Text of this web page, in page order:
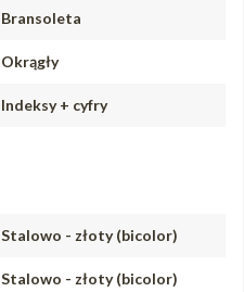
Bransoleta
Okrągły
Indeksy + cyfry
Stalowo - złoty (bicolor)
Stalowo - złoty (bicolor)